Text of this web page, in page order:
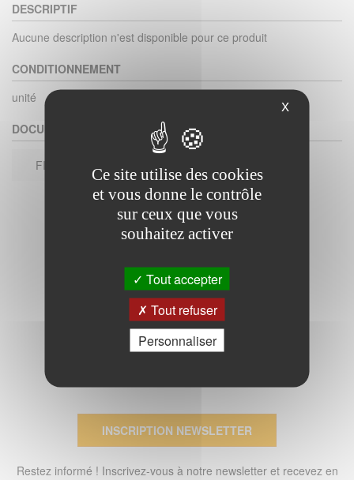
DESCRIPTIF
Aucune description n'est disponible pour ce produit
CONDITIONNEMENT
unité
DOCUMENTS
FICHE TECHNIQUE
INSCRIPTION NEWSLETTER
Restez informé ! Inscrivez-vous à notre newsletter et recevez en
X
Ce site utilise des cookies
et vous donne le contrôle
sur ceux que vous
souhaitez activer
Tout accepter
Tout refuser
Personnaliser